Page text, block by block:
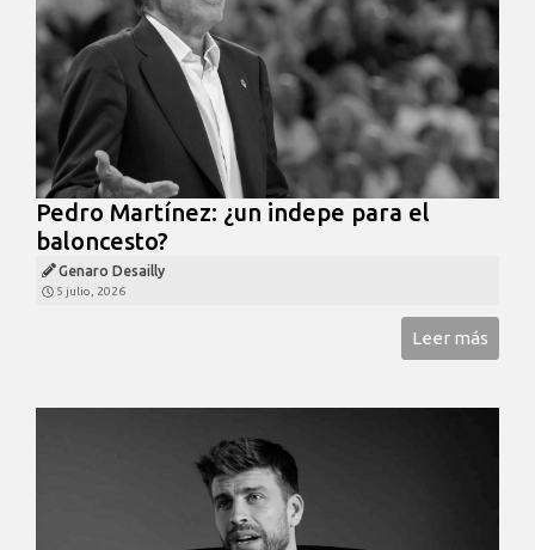
Pedro Martínez: ¿un indepe para el
baloncesto?
Genaro Desailly
5 julio, 2026
Leer más